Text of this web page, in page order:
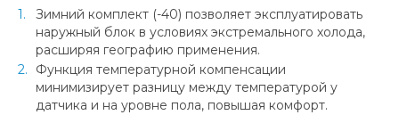
Зимний комплект (-40) позволяет эксплуатировать
наружный блок в условиях экстремального холода,
расширяя географию применения.
Функция температурной компенсации
минимизирует разницу между температурой у
датчика и на уровне пола, повышая комфорт.